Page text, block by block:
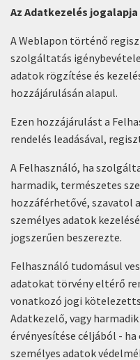
Az Adatkezelés
A Weblapon történő
szolgáltatás
adatok rögzítése és
hozzájárulásán alapul.
Ezen hozzájárulást a
rendelés leadásával,
A Felhasználó, ha
harmadik, természetes
hozzáférhetővé, szavatol
személyes adatok
jogszerűen beszerezte.
Felhasználó tudomásul
adatokat törvény eltérő
vonatkozó jogi
Adatkezelő, vagy
érvényesítése céljából - ha
személyes adatok